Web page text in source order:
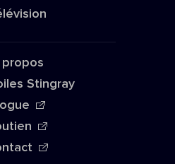
propos
Stingray